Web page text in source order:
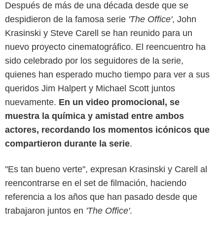
Después de más de una década desde que se
despidieron de la famosa serie 'The Office', John
Krasinski y Steve Carell se han reunido para un
nuevo proyecto cinematográfico. El reencuentro ha
sido celebrado por los seguidores de la serie,
quienes han esperado mucho tiempo para ver a sus
queridos Jim Halpert y Michael Scott juntos
nuevamente. En un video promocional, se
muestra la química y amistad entre ambos
actores, recordando los momentos icónicos que
compartieron durante la serie.
"Es tan bueno verte", expresan Krasinski y Carell al
reencontrarse en el set de filmación, haciendo
referencia a los años que han pasado desde que
trabajaron juntos en 'The Office'.
Youtube/Universal Pictures